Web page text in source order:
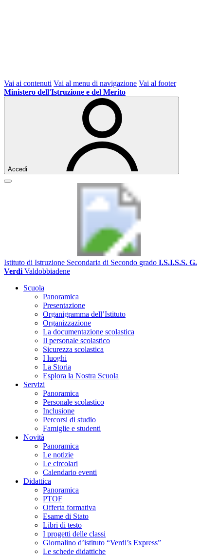
Vai ai contenuti Vai al menu di navigazione Vai al footer
Ministero dell'Istruzione e del Merito
Accedi
Istituto di Istruzione Secondaria di Secondo grado I.S.I.S.S. G.
Verdi Valdobbiadene
Scuola
Panoramica
Presentazione
Organigramma dell’Istituto
Organizzazione
La documentazione scolastica
Il personale scolastico
Sicurezza scolastica
I luoghi
La Storia
Esplora la Nostra Scuola
Servizi
Panoramica
Personale scolastico
Inclusione
Percorsi di studio
Famiglie e studenti
Novità
Panoramica
Le notizie
Le circolari
Calendario eventi
Didattica
Panoramica
PTOF
Offerta formativa
Esame di Stato
Libri di testo
I progetti delle classi
Giornalino d’istituto “Verdi’s Express”
Le schede didattiche